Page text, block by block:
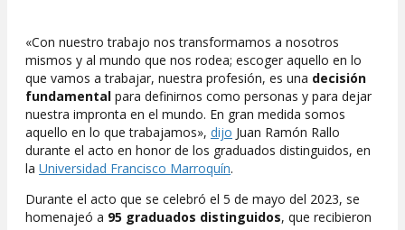
«Con nuestro trabajo nos transformamos a nosotros
mismos y al mundo que nos rodea; escoger aquello en lo
que vamos a trabajar, nuestra profesión, es una decisión
fundamental para definirnos como personas y para dejar
nuestra impronta en el mundo. En gran medida somos
aquello en lo que trabajamos», dijo Juan Ramón Rallo
durante el acto en honor de los graduados distinguidos, en
la Universidad Francisco Marroquín.
Durante el acto que se celebró el 5 de mayo del 2023, se
homenajeó a 95 graduados distinguidos, que recibieron